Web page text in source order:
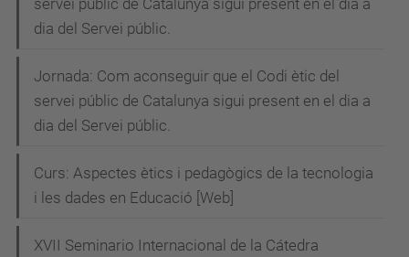
r
s
dia del Servei públic.
Jornada: Com aconseguir que el Codi ètic del
servei públic de Catalunya sigui present en el dia a
dia del Servei públic.
Curs: Aspectes ètics i pedagògics de la tecnologia
i les dades en Educació [Web]
XVII Seminario Internacional de la Cátedra